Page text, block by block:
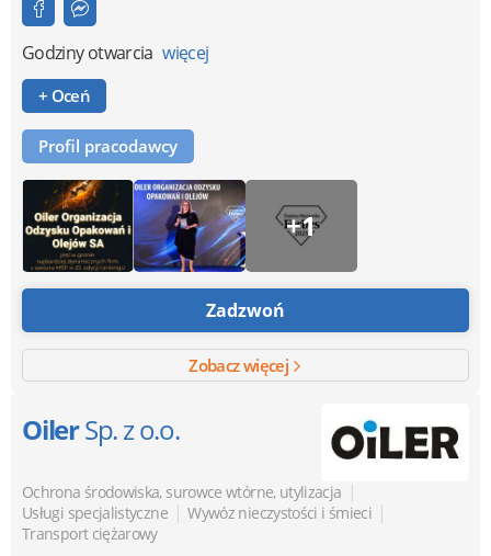
Godziny otwarcia więcej
+ Oceń
Profil pracodawcy
+1
Zadzwoń
Zobacz więcej
OilerSp. z o.o.
Ochrona środowiska, surowce wtórne, utylizacja |
Usługi specjalistyczne | Wywóz nieczystości i śmieci |
Transport ciężarowy